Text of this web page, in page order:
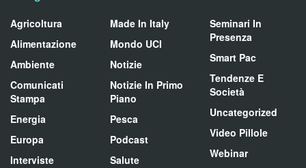
Agricoltura
Alimentazione
Ambiente
Comunicati
Stampa
Energia
Europa
Interviste
Made In Italy
Mondo UCI
Notizie
Notizie In Primo
Piano
Pesca
Podcast
Salute
Seminari In
Presenza
Smart Pac
Tendenze E
Società
Uncategorized
Video Pillole
Webinar